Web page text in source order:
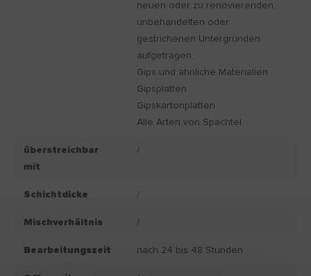
neuen oder zu renovierenden,
unbehandelten oder
gestrichenen Untergründen
aufgetragen:
Gips und ähnliche Materialien
Gipsplatten
Gipskartonplatten
Alle Arten von Spachtel
überstreichbar
mit
/
Schichtdicke /
Mischverhältnis /
Bearbeitungszeit nach 24 bis 48 Stunden